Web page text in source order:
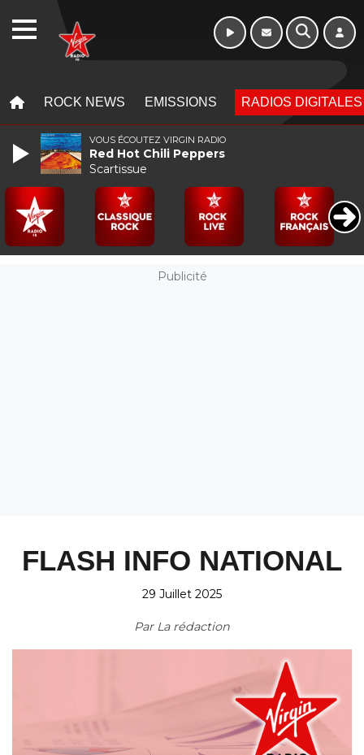
ROCK NEWS EMISSIONS RADIOS DIGITALES
Publicité
FLASH INFO NATIONAL
29 Juillet 2025
Par La rédaction
VOUS ÉCOUTEZ VIRGIN RADIO
Red Hot Chili Peppers
Scartissue
WEBRADIO Week-end de 16h
à 20h